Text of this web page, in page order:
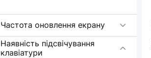
Частота оновлення екрану
Наявність підсвічування
клавіатури